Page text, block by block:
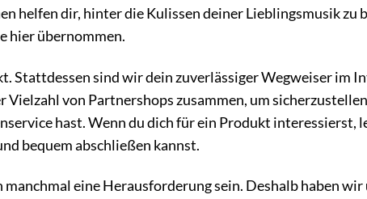
helfen dir, hinter die Kulissen deiner Lieblingsmusik zu
hier übernommen.
sind wir dein zuverlässiger Wegweiser im
von Partnershops zusammen, um
hast. Wenn du dich für ein Produkt
bequem abschließen kannst.
eine Herausforderung sein. Deshalb haben